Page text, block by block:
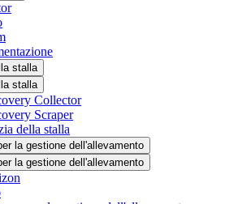
stalla
stalla
Collector
Scraper
della stalla
la gestione dell'allevamento
la gestione dell'allevamento